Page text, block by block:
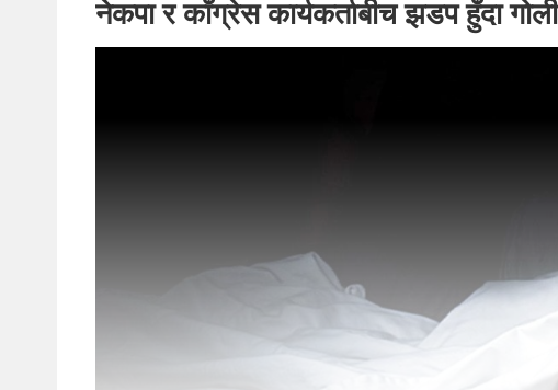
नेकपा र काँग्रेस कार्यकर्ताबीच झडप हुँदा